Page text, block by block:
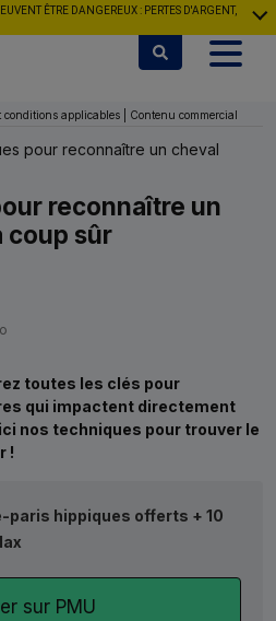
ÊTRE DANGEREUX : PERTES D'ARGENT,
conditions applicables | Contenu commercial
pour reconnaître un cheval
reconnaître un
coup sûr
toutes les clés pour
qui impactent directement
nos techniques pour trouver le
!
paris hippiques offerts + 10
sur PMU